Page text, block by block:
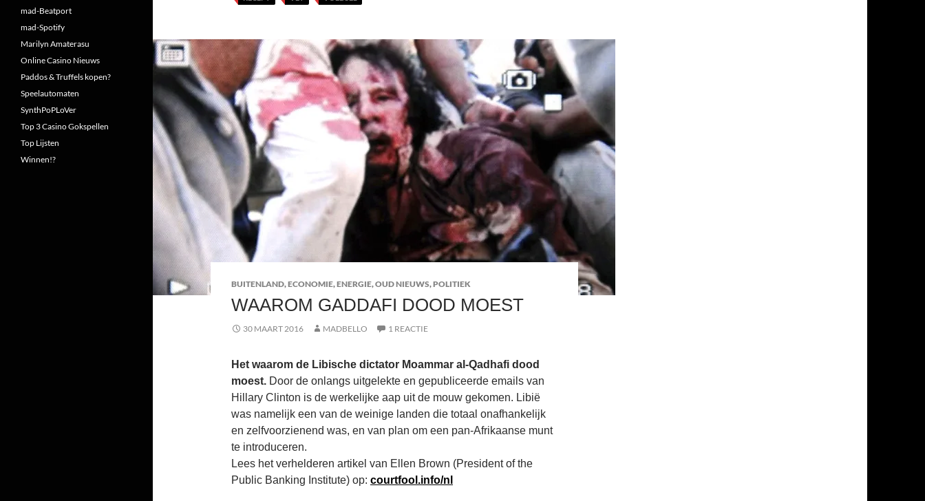
BUITENLAND,ECONOMIE,ENERGIE,OUD NIEUWS,POLITIEK
WAAROM GADDAFI DOOD MOEST
30 MAART 2016 MADBELLO 1 REACTIE
Het waarom de Libische dictator Moammar al-Qadhafi dood
moest. Door de onlangs uitgelekte en gepubliceerde emails van
Hillary Clinton is de werkelijke aap uit de mouw gekomen. Libië
was namelijk een van de weinige landen die totaal onafhankelijk
en zelfvoorzienend was, en van plan om een pan-Afrikaanse munt
te introduceren.
Lees het verhelderen artikel van Ellen Brown (President of the
Public Banking Institute) op: courtfool.info/nl
mad-Beatport
mad-Spotify
Marilyn Amaterasu
Online Casino Nieuws
Paddos & Truffels kopen?
Speelautomaten
SynthPoPLoVer
Top 3 Casino Gokspellen
Top Lijsten
Winnen!?